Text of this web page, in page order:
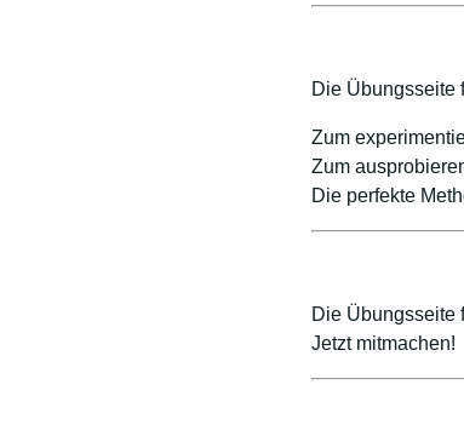
Die Übungsseite
Zum
Zum
Die perfekte
Die Übungsseite
Jetzt mitmachen!